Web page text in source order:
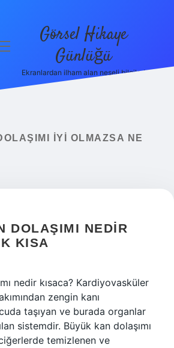
Görsel Hikaye
Günlüğü
Ekranlardan ilham alan neşeli bilgiler!
IYI OLMAZSA NE
DOLAŞIMI NEDIR
KISA
nedir kısaca? Kardiyovasküler
zengin kanı
taşıyan ve burada organlar
sistemdir. Büyük kan dolaşımı
temizlenen ve